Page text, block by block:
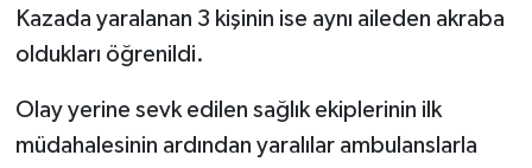
Kazada yaralanan 3 kişinin ise aynı aileden akraba
oldukları öğrenildi.
Olay yerine sevk edilen sağlık ekiplerinin ilk
müdahalesinin ardından yaralılar ambulanslarla